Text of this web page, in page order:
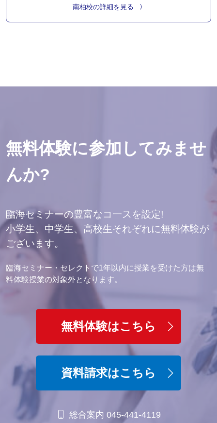
南柏校の詳細を見る
無料体験に参加してみませ
んか?
臨海セミナーの豊富なコ一スを設定!
小学生、中学生、高校生それぞれに無料体験が
ございます。
臨海セミナー・セレクトで1年以内に授業を受けた方は無
料体験授業の対象外となります。
無料体験はこちら
資料請求はこちら
総合案内 045-441-4119